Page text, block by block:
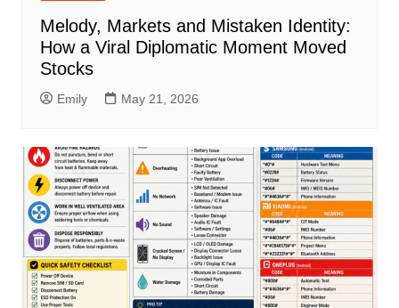
Melody, Markets and Mistaken Identity:
How a Viral Diplomatic Moment Moved
Stocks
Emily May 21, 2026